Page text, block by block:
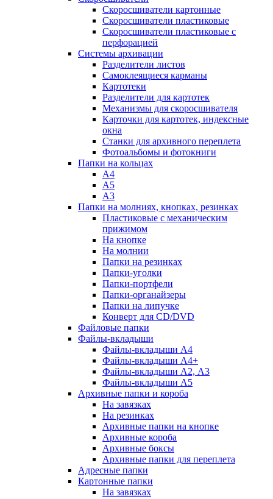
Скоросшиватели картонные
Скоросшиватели пластиковые
Скоросшиватели пластиковые с
перфорацией
Системы архивации
Разделители листов
Самоклеящиеся карманы
Картотеки
Разделители для картотек
Механизмы для скоросшивателя
Карточки для картотек, индексные
окна
Станки для архивного переплета
Фотоальбомы и фотокниги
Папки на кольцах
А4
А5
А3
Папки на молниях, кнопках, резинках
Пластиковые с механическим
прижимом
На кнопке
На молнии
Папки на резинках
Папки-уголки
Папки-портфели
Папки-органайзеры
Папки на липучке
Конверт для CD/DVD
Файловые папки
Файлы-вкладыши
Файлы-вкладыши А4
Файлы-вкладыши А4+
Файлы-вкладыши А2, А3
Файлы-вкладыши А5
Архивные папки и короба
На завязках
На резинках
Архивные папки на кнопке
Архивные короба
Архивные боксы
Архивные папки для переплета
Адресные папки
Картонные папки
На завязках